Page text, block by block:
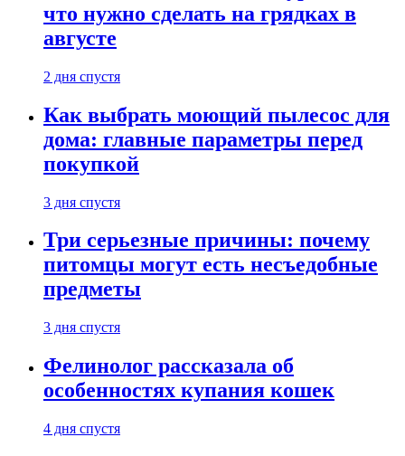
что нужно сделать на грядках в
августе
2 дня спустя
Как выбрать моющий пылесос для
дома: главные параметры перед
покупкой
3 дня спустя
Три серьезные причины: почему
питомцы могут есть несъедобные
предметы
3 дня спустя
Фелинолог рассказала об
особенностях купания кошек
4 дня спустя